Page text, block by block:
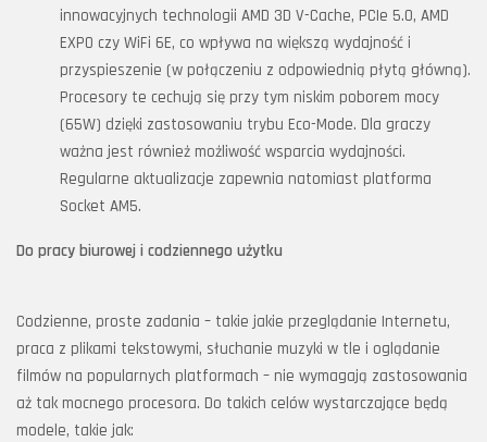
innowacyjnych technologii AMD 3D V-Cache, PCIe 5.0, AMD
EXPO czy WiFi 6E, co wpływa na większą wydajność i
przyspieszenie (w połączeniu z odpowiednią płytą główną).
Procesory te cechują się przy tym niskim poborem mocy
(65W) dzięki zastosowaniu trybu Eco-Mode. Dla graczy
ważna jest również możliwość wsparcia wydajności.
Regularne aktualizacje zapewnia natomiast platforma
Socket AM5.
Do pracy biurowej i codziennego użytku
Codzienne, proste zadania – takie jakie przeglądanie Internetu,
praca z plikami tekstowymi, słuchanie muzyki w tle i oglądanie
filmów na popularnych platformach – nie wymagają zastosowania
aż tak mocnego procesora. Do takich celów wystarczające będą
modele, takie jak: